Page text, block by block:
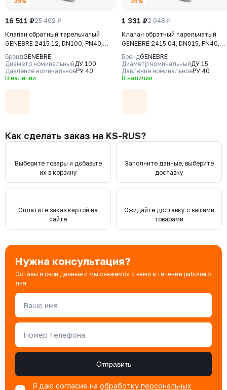
16 511 ₽25 402 ₽
Клапан обратный тарельчатый
GENEBRE 2415 12, DN100, PN40,
корпус - CF8M (AISI316), диск -
CF8М (AISI316), М/Ф
БрендGENEBRE
Диаметр номинальныйДУ 100
Давление номинальноеРУ 40
В наличии
1 331 ₽2 048 ₽
Клапан обратный тарельчатый
GENEBRE 2415 04, DN015, PN40,
корпус - CF8M (AISI316), диск -
CF8М (AISI316), М/Ф
БрендGENEBRE
Диаметр номинальныйДУ 15
Давление номинальноеРУ 40
В наличии
Как сделать заказ на KS-RUS?
Выберите товары и добавьте
их в корзину
Заполните данные, выберите
доставку
Оплатите заказ картой на
сайте
Ожидайте доставку с вашими
товарами
Нужна консультация?
Оставьте свои данные и мы свяжемся с вами в течение рабочего
дня
Ваше имя
Номер телефона
Отправить
Я даю согласие на обработку персональных